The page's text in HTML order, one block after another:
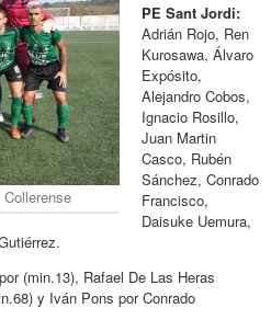
PE Sant Jordi:
Adrián Rojo, Ren
Kurosawa, Álvaro
Expósito,
Alejandro Cobos,
Ignacio Rosillo,
Juan Martin
Casco, Rubén
Sánchez, Conrado
Francisco,
Daisuke Uemura,
(min.13), Rafael De Las Heras
y Iván Pons por Conrado